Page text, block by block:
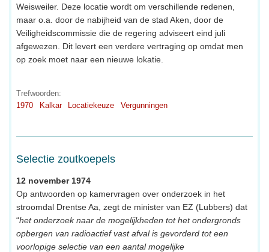
Weisweiler. Deze locatie wordt om verschillende redenen,
maar o.a. door de nabijheid van de stad Aken, door de
Veiligheidscommissie die de regering adviseert eind juli
afgewezen. Dit levert een verdere vertraging op omdat men
op zoek moet naar een nieuwe lokatie.
Trefwoorden:
1970
Kalkar Locatiekeuze Vergunningen
Selectie zoutkoepels
12 november 1974
Op antwoorden op kamervragen over onderzoek in het
stroomdal Drentse Aa, zegt de minister van EZ (Lubbers) dat
“het onderzoek naar de mogelijkheden tot het ondergronds
opbergen van radioactief vast afval is gevorderd tot een
voorlopige selectie van een aantal mogelijke